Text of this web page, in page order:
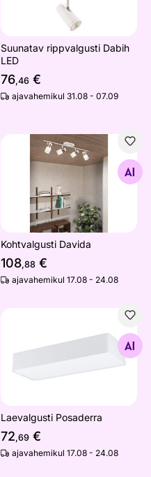
Suunatav rippvalgusti Dabih
LED
76,46 €
ajavahemikul 31.08 - 07.09
Kohtvalgusti Davida
Otsi sarnaseid
Kohtvalgusti Davida
108,88 €
ajavahemikul 17.08 - 24.08
Laevalgusti Posaderra
72,69 €
ajavahemikul 17.08 - 24.08